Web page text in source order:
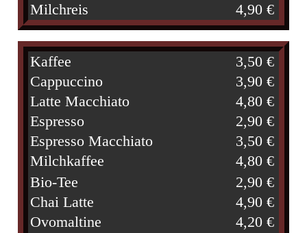
Milchreis
4,90 €
Kaffee
3,50 €
Cappuccino
3,90 €
Latte Macchiato
4,80 €
Espresso
2,90 €
Espresso Macchiato
3,50 €
Milchkaffee
4,80 €
Bio-Tee
2,90 €
Chai Latte
4,90 €
Ovomaltine
4,20 €